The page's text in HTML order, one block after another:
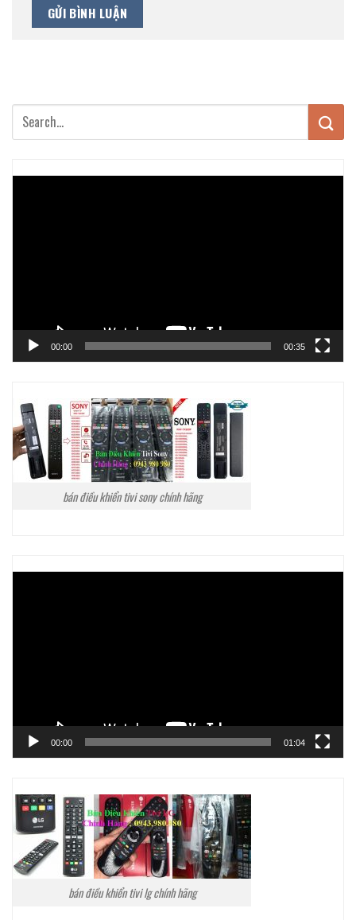
00:00 00:35
bán điều khiển tivi sony chính hãng
00:00 01:04
bán điều khiển tivi lg chính hãng